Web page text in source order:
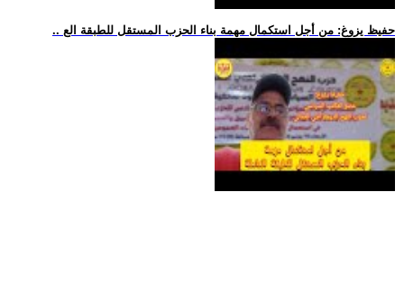
.. حفيظ يزوغ: من أجل استكمال مهمة بناء الحزب المستقل للطبقة الع